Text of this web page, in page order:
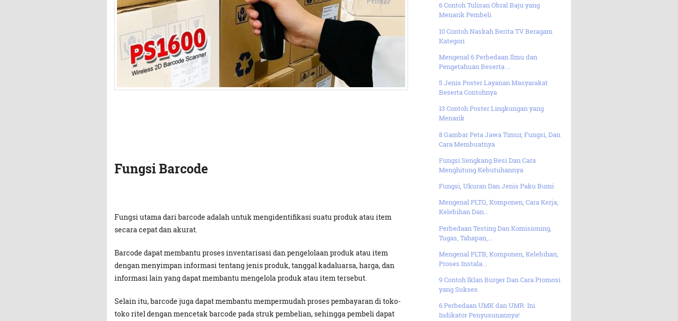
Fungsi Barcode
Fungsi utama dari barcode adalah untuk mengidentifikasi suatu produk atau item
secara cepat dan akurat.
Barcode dapat membantu proses inventarisasi dan pengelolaan produk atau item
dengan menyimpan informasi tentang jenis produk, tanggal kadaluarsa, harga, dan
informasi lain yang dapat membantu mengelola produk atau item tersebut.
Selain itu, barcode juga dapat membantu mempermudah proses pembayaran di toko-
toko ritel dengan mencetak barcode pada struk pembelian, sehingga pembeli dapat
6 Contoh Tulisan Obral Baju yang
Menarik Pembeli
10 Contoh Naskah Berita TV Beragam
Kategori
Mengenal 6 Perbedaan Ilmu dan
Pengetahuan Beserta ...
5 Jenis Poster Layanan Masyarakat
Beserta Contohnya
13 Contoh Poster Lingkungan yang
Menarik
8 Gambar Peta Jawa Timur, Fungsi, Dan
Cara Membuatnya
Fungsi Sengkang Besi Dan Cara
Menghitung Kebutuhannya
Fungsi, Ukuran Dan Jenis Paku Bumi
Mengenal PLTG, Komponen, Cara Kerja,
Kelebihan Dan...
Perbedaan Testing Dan Komisioning,
Tugas, Tahapan,...
Mengenal PLTB, Komponen, Kelebihan,
Proses Instala...
9 Contoh Iklan Burger Dan Cara Promosi
yang Sukses
6 Perbedaan UMK dan UMR: Ini
Indikator Penyusunannya!